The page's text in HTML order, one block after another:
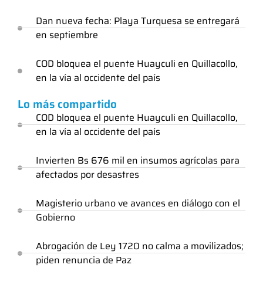
Dan nueva fecha: Playa Turquesa se entregará
en septiembre
COD bloquea el puente Huayculi en Quillacollo,
en la vía al occidente del país
Lo más compartido
COD bloquea el puente Huayculi en Quillacollo,
en la vía al occidente del país
Invierten Bs 676 mil en insumos agrícolas para
afectados por desastres
Magisterio urbano ve avances en diálogo con el
Gobierno
Abrogación de Ley 1720 no calma a movilizados;
piden renuncia de Paz